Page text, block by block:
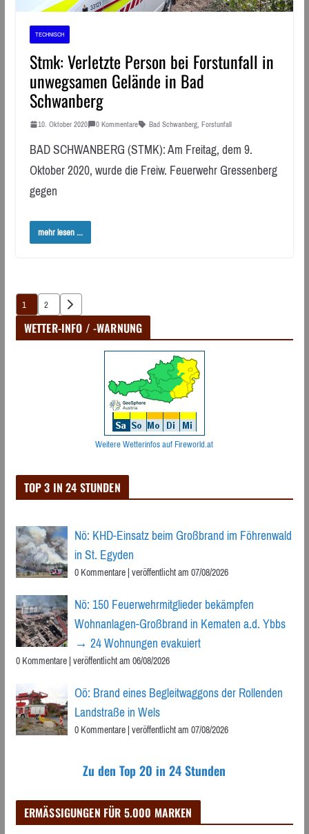
TECHNISCH
Stmk: Verletzte Person bei Forstunfall in
unwegsamen Gelände in Bad
Schwanberg
10. Oktober 2020 0 Kommentare Bad Schwanberg, Forstunfall
BAD SCHWANBERG (STMK): Am Freitag, dem 9.
Oktober 2020, wurde die Freiw. Feuerwehr Gressenberg
gegen
mehr lesen ...
Seitennummerierung
der
1 2
WETTER-INFO / -WARNUNG
Weitere Wetterinfos auf Fireworld.at
TOP 3 IN 24 STUNDEN
Nö: KHD-Einsatz beim Großbrand im Föhrenwald
in St. Egyden
0 Kommentare|veröffentlicht am 07/08/2026
Nö: 150 Feuerwehrmitglieder bekämpfen
Wohnanlagen-Großbrand in Kematen a.d. Ybbs
→ 24 Wohnungen evakuiert
0 Kommentare|veröffentlicht am 06/08/2026
Oö: Brand eines Begleitwaggons der Rollenden
Landstraße in Wels
0 Kommentare|veröffentlicht am 07/08/2026
Zu den Top 20 in 24 Stunden
ERMÄSSIGUNGEN FÜR 5.000 MARKEN